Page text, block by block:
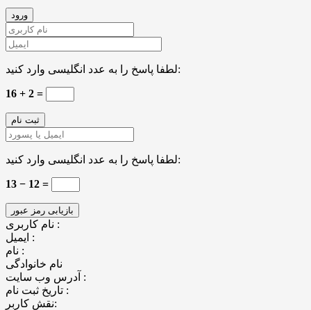
لطفا پاسخ را به عدد انگلیسی وارد کنید:
16 + 2 =
لطفا پاسخ را به عدد انگلیسی وارد کنید:
13 − 12 =
نام کاربری :
ایمیل :
نام :
نام خانوادگی
آدرس وب سایت :
تاریخ ثبت نام :
نقش کاربر: